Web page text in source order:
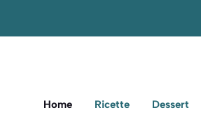
Home Ricette Dessert